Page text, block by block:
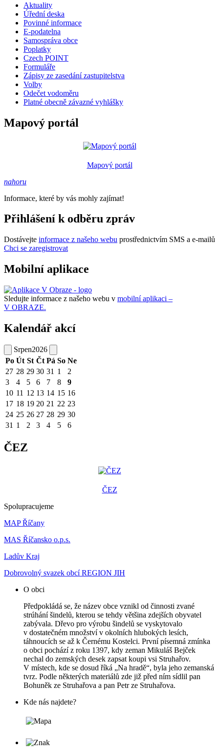
Aktuality
Úřední deska
Povinné informace
E-podatelna
Samospráva obce
Poplatky
Czech POINT
Formuláře
Zápisy ze zasedání zastupitelstva
Volby
Odečet vodoměru
Platné obecně závazné vyhlášky
Mapový portál
Mapový portál
nahoru
Informace, které by vás mohly zajímat!
Přihlášení k odběru zpráv
Dostávejte informace z našeho webu prostřednictvím SMS a e-mailů
Chci se zaregistrovat
Mobilní aplikace
Sledujte informace z našeho webu v mobilní aplikaci –
V OBRAZE.
Kalendář akcí
Srpen2026
Po Út St Čt Pá So Ne
27 28 29 30 31 1
2
3
4 5 6 7 8
9
10 11 12 13 14 15 16
17 18 19 20 21 22 23
24 25 26 27 28 29 30
31 1 2 3 4 5 6
ČEZ
ČEZ
Spolupracujeme
MAP Říčany
MAS Říčansko o.p.s.
Ladův Kraj
Dobrovolný svazek obcí REGION JIH
O obci
Předpokládá se, že název obce vznikl od činnosti zvané
strúhání šindelů, kterou se tehdy většina zdejších obyvatel
zabývala. Dřevo pro výrobu šindelů se vyskytovalo
v dostatečném množství v okolních hlubokých lesích,
táhnoucích se až k Černému Kostelci. První písemná zmínka
o obci pochází z roku 1397, kdy zeman Mikuláš Bejček
nechal do zemských desek zapsat koupi vsi Struhařov.
V místech, kde se dosud říká „Na hradě“, byla jeho zemanská
tvrz. Podle některých materiálů zde již před ním sídlil pan
Bohuněk ze Struhařova a pan Petr ze Struhařova.
Kde nás najdete?